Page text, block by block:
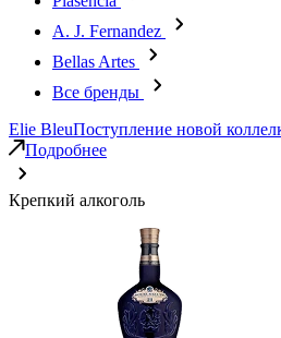
A. J. Fernandez
Bellas Artes
Все бренды
Elie BleuПоступление новой
Подробнее
Крепкий алкоголь